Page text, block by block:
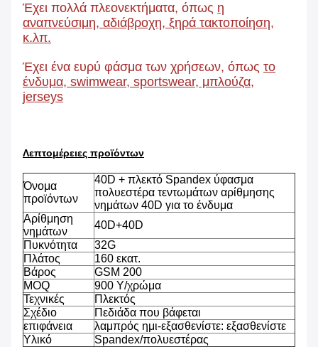
Έχει πολλά πλεονεκτήματα, όπως η
αναπνεύσιμη, αδιάβροχη, ξηρά τακτοποίηση,
κ.λπ.
Έχει ένα ευρύ φάσμα των χρήσεων, όπως το
ένδυμα, swimwear, sportswear, μπλούζα,
jerseys
Λεπτομέρειες προϊόντων
Όνομα
προϊόντων
40D + πλεκτό Spandex ύφασμα
πολυεστέρα τεντωμάτων αρίθμησης
νημάτων 40D για το ένδυμα
Αρίθμηση
νημάτων
40D+40D
Πυκνότητα
32G
Πλάτος
160 εκατ.
Βάρος
GSM 200
MOQ
900 Υ/χρώμα
Τεχνικές
Πλεκτός
Σχέδιο
Πεδιάδα που βάφεται
επιφάνεια
λαμπρός ημι-εξασθενίστε: εξασθενίστε
Υλικό
Spandex/πολυεστέρας